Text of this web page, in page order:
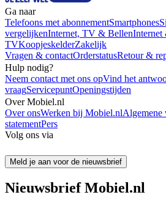
Ga naar
Telefoons met abonnementSmartphones
vergelijkenInternet, TV & BellenInternet
TVKoopjeskelderZakelijk
Vragen & contactOrderstatusRetour &
Hulp nodig?
Neem contact met ons opVind het
vraagServicepuntOpeningstijden
Over Mobiel.nl
Over onsWerken bij Mobiel.nlAlgemene
statementPers
Volg ons via
Meld je aan voor de nieuwsbrief
Nieuwsbrief Mobiel.nl